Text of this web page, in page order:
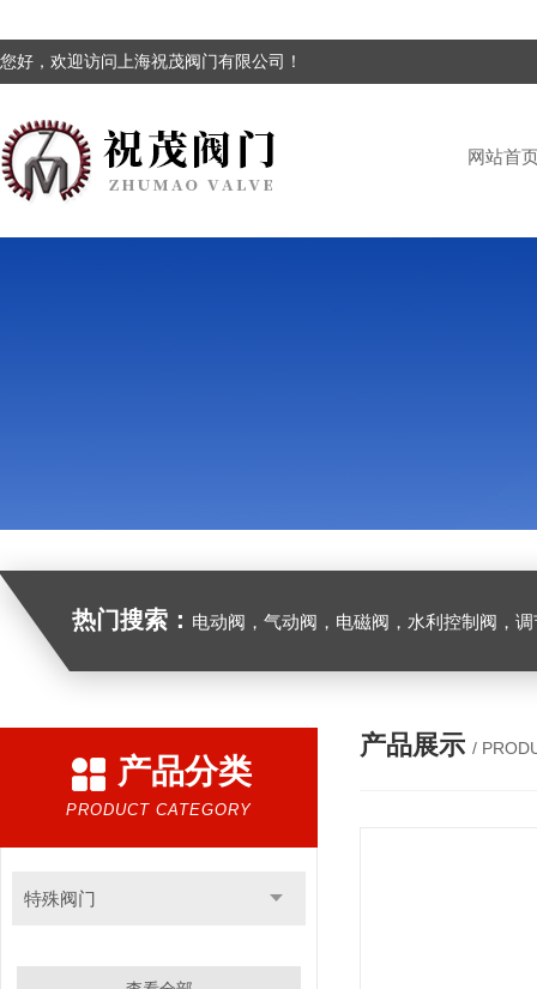
您好，欢迎访问上海祝茂阀门有限公司！
网站首
热门搜索： 电动阀，气动阀，电磁阀，水利控制阀，调节
产品分类
PRODUCT CATEGORY
特殊阀门
产品展示 /